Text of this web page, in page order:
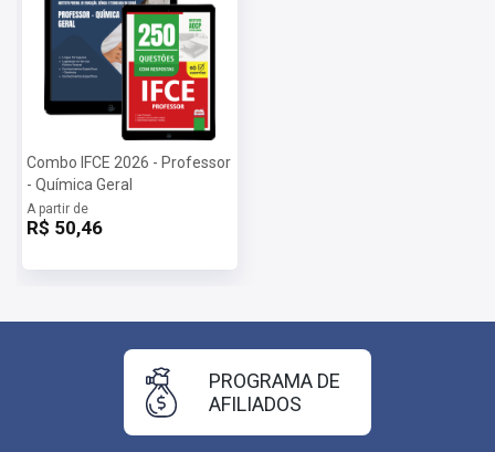
Combo IFCE 2026 - Professor
- Química Geral
A partir de
R$ 50,46
PROGRAMA DE
AFILIADOS